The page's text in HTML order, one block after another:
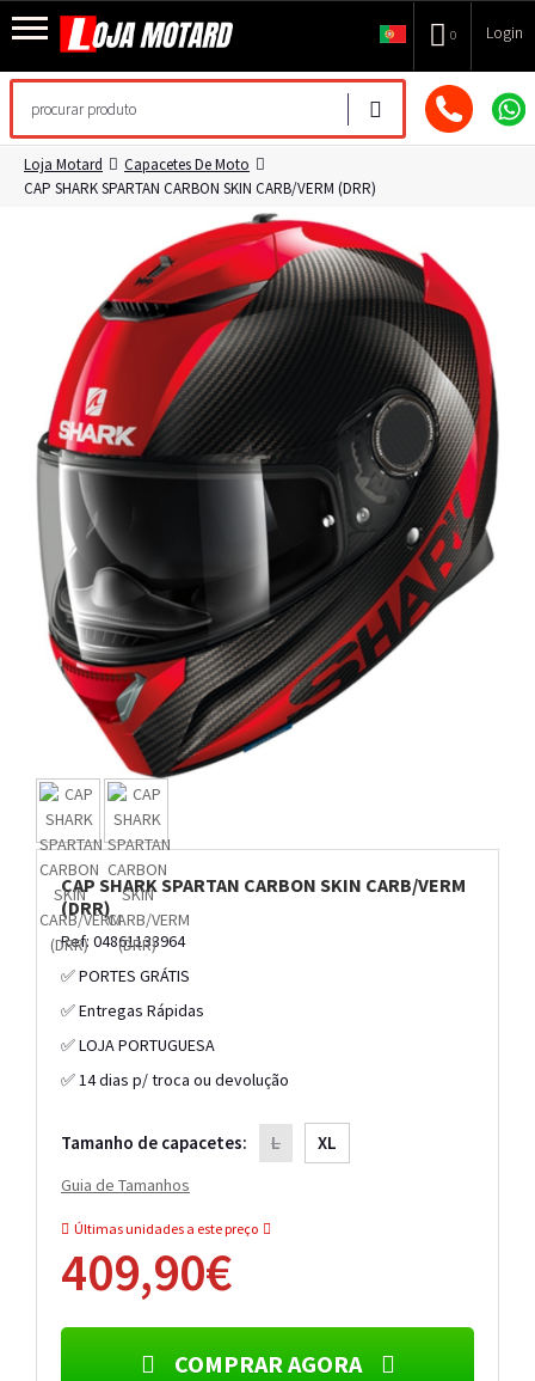
0 Login
Loja Motard
Capacetes De Moto
CAP SHARK SPARTAN CARBON SKIN CARB/VERM (DRR)
CAP SHARK SPARTAN CARBON SKIN CARB/VERM
(DRR)
Ref: 04861133964
✅ PORTES GRÁTIS
✅ Entregas Rápidas
✅ LOJA PORTUGUESA
✅ 14 dias p/ troca ou devolução
Tamanho de capacetes: L XL
Guia de Tamanhos
Últimas unidades a este preço
409,90€
COMPRAR AGORA